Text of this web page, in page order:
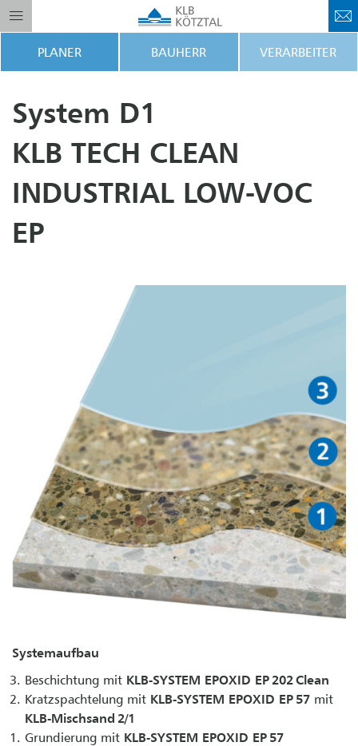
PLANER BAUHERR VERARBEITER
System D1
KLB TECH CLEAN
INDUSTRIAL LOW-VOC
EP
Systemaufbau
Beschichtung mit KLB-SYSTEM EPOXID EP 202 Clean
Kratzspachtelung mit KLB-SYSTEM EPOXID EP 57 mit
KLB-Mischsand 2/1
Grundierung mit KLB-SYSTEM EPOXID EP 57